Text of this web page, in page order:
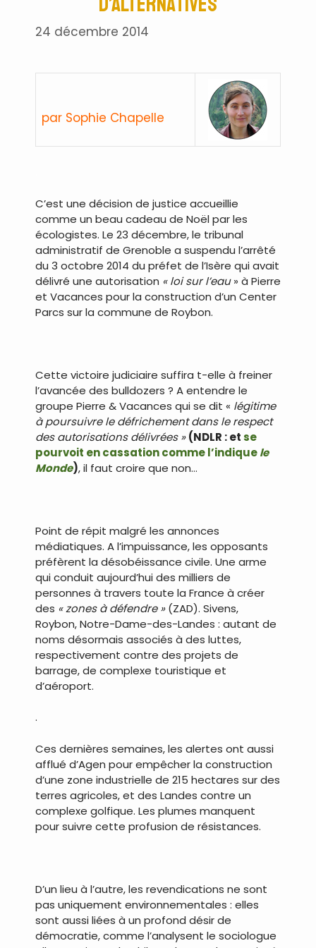
24 décembre 2014
par Sophie Chapelle
C’est une décision de justice accueillie
comme un beau cadeau de Noël par les
écologistes. Le 23 décembre, le tribunal
administratif de Grenoble a suspendu l’arrêté
du 3 octobre 2014 du préfet de l’Isère qui avait
délivré une autorisation « loi sur l’eau» à Pierre
et Vacances pour la construction d’un Center
Parcs sur la commune de Roybon.
Cette victoire judiciaire suffira t-elle à freiner
l’avancée des bulldozers ? A entendre le
groupe Pierre & Vacances qui se dit « légitime
à poursuivre le défrichement dans le respect
des autorisations délivrées »(NDLR : etse
pourvoit en cassation comme l’indiquele
Monde), il faut croire que non…
Point de répit malgré les annonces
médiatiques. A l’impuissance, les opposants
préfèrent la désobéissance civile. Une arme
qui conduit aujourd’hui des milliers de
personnes à travers toute la France à créer
des « zones à défendre »(ZAD). Sivens,
Roybon, Notre-Dame-des-Landes : autant de
noms désormais associés à des luttes,
respectivement contre des projets de
barrage, de complexe touristique et
d’aéroport.
.
Ces dernières semaines, les alertes ont aussi
afflué d’Agen pour empêcher la construction
d’une zone industrielle de 215 hectares sur des
terres agricoles, et des Landes contre un
complexe golfique. Les plumes manquent
pour suivre cette profusion de résistances.
D’un lieu à l’autre, les revendications ne sont
pas uniquement environnementales : elles
sont aussi liées à un profond désir de
démocratie, comme l’analysent le sociologue